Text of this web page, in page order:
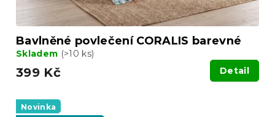
Bavlněné povlečení CORALIS barevné
Skladem (>10 ks)
399 Kč Detail
Novinka